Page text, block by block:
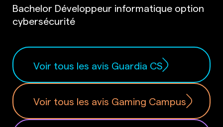
Bachelor Développeur informatique option
cybersécurité
Voir tous les avis Guardia CS
Voir tous les avis Gaming Campus